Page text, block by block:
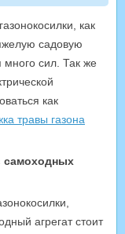
как
садовую
много сил. Так же
как
травы газона
самоходных
агрегат стоит